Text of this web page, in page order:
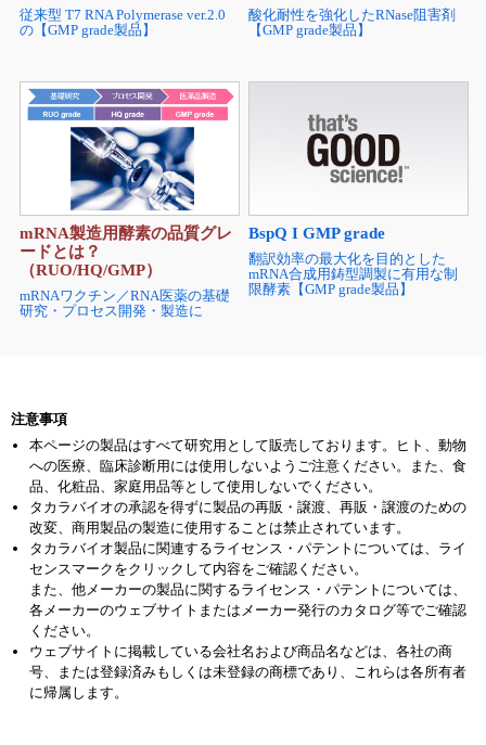
従来型 T7 RNA Polymerase ver.2.0
の【GMP grade製品】
酸化耐性を強化したRNase阻害剤
【GMP grade製品】
mRNA製造用酵素の品質グレ
ードとは？
（RUO/HQ/GMP）
mRNAワクチン／RNA医薬の基礎
研究・プロセス開発・製造に
BspQ I GMP grade
翻訳効率の最大化を目的とした
mRNA合成用鋳型調製に有用な制
限酵素【GMP grade製品】
注意事項
本ページの製品はすべて研究用として販売しております。ヒト、動物
への医療、臨床診断用には使用しないようご注意ください。また、食
品、化粧品、家庭用品等として使用しないでください。
タカラバイオの承認を得ずに製品の再販・譲渡、再販・譲渡のための
改変、商用製品の製造に使用することは禁止されています。
タカラバイオ製品に関連するライセンス・パテントについては、ライ
センスマークをクリックして内容をご確認ください。
また、他メーカーの製品に関するライセンス・パテントについては、
各メーカーのウェブサイトまたはメーカー発行のカタログ等でご確認
ください。
ウェブサイトに掲載している会社名および商品名などは、各社の商
号、または登録済みもしくは未登録の商標であり、これらは各所有者
に帰属します。